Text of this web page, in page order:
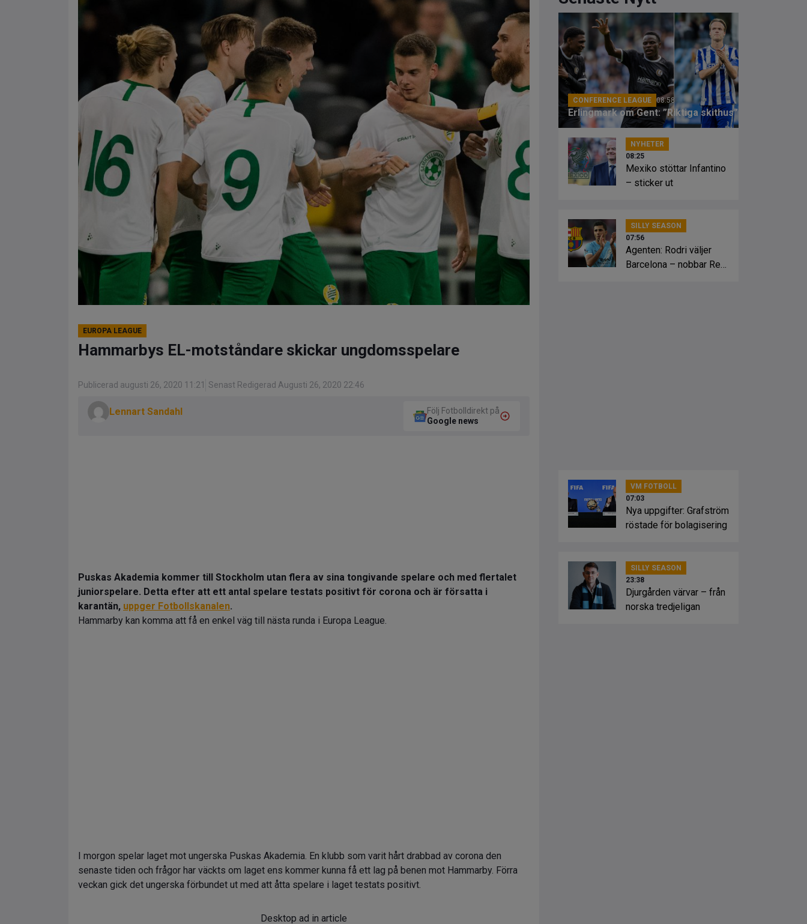
EUROPA LEAGUE
Hammarbys EL-motståndare skickar ungdomsspelare
Publicerad augusti 26, 2020 11:21 Senast Redigerad Augusti 26, 2020 22:46
Lennart Sandahl
Följ Fotbolldirekt på
Google news
Puskas Akademia kommer till Stockholm utan flera av sina tongivande spelare och med flertalet
juniorspelare. Detta efter att ett antal spelare testats positivt för corona och är försatta i
karantän, uppger Fotbollskanalen.
Hammarby kan komma att få en enkel väg till nästa runda i Europa League.
I morgon spelar laget mot ungerska Puskas Akademia. En klubb som varit hårt drabbad av corona den
senaste tiden och frågor har väckts om laget ens kommer kunna få ett lag på benen mot Hammarby. Förra
veckan gick det ungerska förbundet ut med att åtta spelare i laget testats positivt.
Desktop ad in article
CONFERENCE LEAGUE 08:58
Erlingmark om Gent: ”Riktiga skithus”
NYHETER
08:25
Mexiko stöttar Infantino
– sticker ut
SILLY SEASON
07:56
Agenten: Rodri väljer
Barcelona – nobbar Real
VM FOTBOLL
07:03
Nya uppgifter: Grafström
röstade för bolagisering
SILLY SEASON
23:38
Djurgården värvar – från
norska tredjeligan